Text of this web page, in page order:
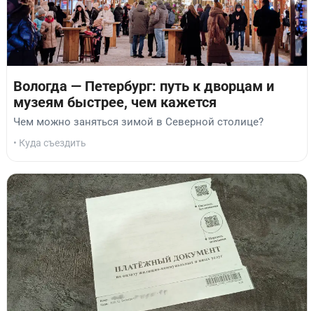
Вологда — Петербург: путь к дворцам и
музеям быстрее, чем кажется
Чем можно заняться зимой в Северной столице?
• Куда съездить